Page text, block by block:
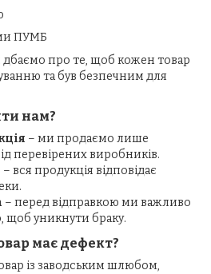
ПУМБ
про те, щоб кожен товар
та був безпечним для
нам?
– ми продаємо лише
перевірених виробників.
– вся продукція відповідає
– перед відправкою ми важливо
щоб уникнути браку.
має дефект?
із заводським шлюбом,